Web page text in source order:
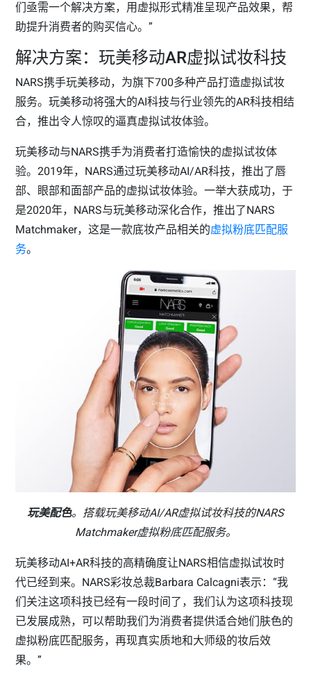
们亟需一个解决方案，用虚拟形式精准呈现产品效果，帮
助提升消费者的购买信心。”
解决方案：玩美移动AR虚拟试妆科技
NARS携手玩美移动，为旗下700多种产品打造虚拟试妆
服务。玩美移动将强大的AI科技与行业领先的AR科技相结
合，推出令人惊叹的逼真虚拟试妆体验。
玩美移动与NARS携手为消费者打造愉快的虚拟试妆体
验。2019年，NARS通过玩美移动AI/AR科技，推出了唇
部、眼部和面部产品的虚拟试妆体验。一举大获成功，于
是2020年，NARS与玩美移动深化合作，推出了NARS
Matchmaker，这是一款底妆产品相关的虚拟粉底匹配服
务。
玩美配色。搭载玩美移动AI/AR虚拟试妆科技的NARS
Matchmaker虚拟粉底匹配服务。
玩美移动AI+AR科技的高精确度让NARS相信虚拟试妆时
代已经到来。NARS彩妆总裁Barbara Calcagni表示：“我
们关注这项科技已经有一段时间了，我们认为这项科技现
已发展成熟，可以帮助我们为消费者提供适合她们肤色的
虚拟粉底匹配服务，再现真实质地和大师级的妆后效
果。”